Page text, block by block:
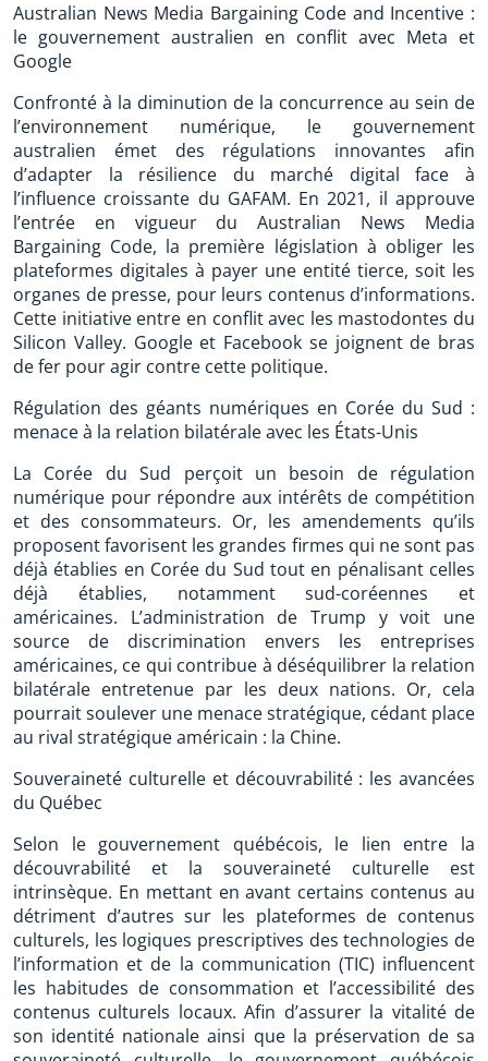
Australian News Media Bargaining Code and Incentive :
le gouvernement australien en conflit avec Meta et
Google
Confronté à la diminution de la concurrence au sein de
l’environnement numérique, le gouvernement
australien émet des régulations innovantes afin
d’adapter la résilience du marché digital face à
l’influence croissante du GAFAM. En 2021, il approuve
l’entrée en vigueur du Australian News Media
Bargaining Code, la première législation à obliger les
plateformes digitales à payer une entité tierce, soit les
organes de presse, pour leurs contenus d’informations.
Cette initiative entre en conflit avec les mastodontes du
Silicon Valley. Google et Facebook se joignent de bras
de fer pour agir contre cette politique.
Régulation des géants numériques en Corée du Sud :
menace à la relation bilatérale avec les États-Unis
La Corée du Sud perçoit un besoin de régulation
numérique pour répondre aux intérêts de compétition
et des consommateurs. Or, les amendements qu’ils
proposent favorisent les grandes firmes qui ne sont pas
déjà établies en Corée du Sud tout en pénalisant celles
déjà établies, notamment sud-coréennes et
américaines. L’administration de Trump y voit une
source de discrimination envers les entreprises
américaines, ce qui contribue à déséquilibrer la relation
bilatérale entretenue par les deux nations. Or, cela
pourrait soulever une menace stratégique, cédant place
au rival stratégique américain : la Chine.
Souveraineté culturelle et découvrabilité : les avancées
du Québec
Selon le gouvernement québécois, le lien entre la
découvrabilité et la souveraineté culturelle est
intrinsèque. En mettant en avant certains contenus au
détriment d’autres sur les plateformes de contenus
culturels, les logiques prescriptives des technologies de
l’information et de la communication (TIC) influencent
les habitudes de consommation et l’accessibilité des
contenus culturels locaux. Afin d’assurer la vitalité de
son identité nationale ainsi que la préservation de sa